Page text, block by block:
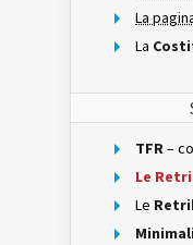
La
La
TFR–
Le
Le